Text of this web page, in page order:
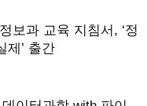
보과 교육 지침서, ‘정
제’ 출간